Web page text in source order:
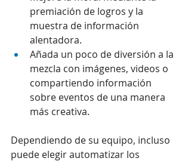
premiación de logros y la
muestra de información
alentadora.
Añada un poco de diversión a la
mezcla con imágenes, videos o
compartiendo información
sobre eventos de una manera
más creativa.
Dependiendo de su equipo, incluso
puede elegir automatizar los